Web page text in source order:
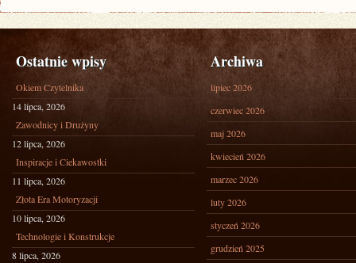
Ostatnie wpisy
Okiem Czytelnika
14 lipca, 2026
Zawodnicy i Drużyny
12 lipca, 2026
Inspiracje i Ciekawostki
11 lipca, 2026
Złota Era Motoryzacji
10 lipca, 2026
Technologie i Konstrukcje
8 lipca, 2026
Archiwa
lipiec 2026
czerwiec 2026
maj 2026
kwiecień 2026
marzec 2026
luty 2026
styczeń 2026
grudzień 2025